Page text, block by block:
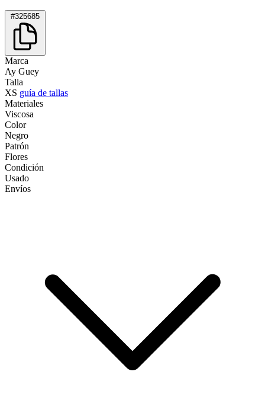
#325685
Marca
Ay Guey
Talla
XS guía de tallas
Materiales
Viscosa
Color
Negro
Patrón
Flores
Condición
Usado
Envíos